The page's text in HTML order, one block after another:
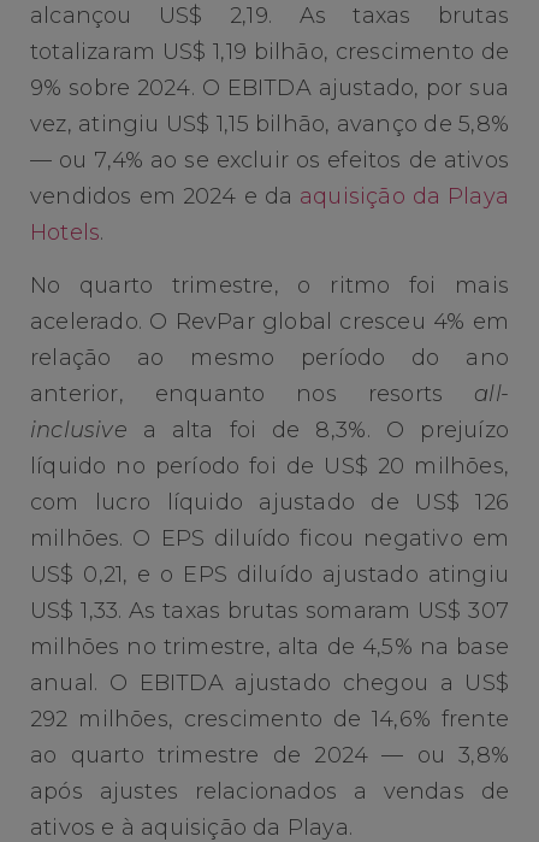
alcançou US$ 2,19. As taxas brutas
totalizaram US$ 1,19 bilhão, crescimento de
9% sobre 2024. O EBITDA ajustado, por sua
vez, atingiu US$ 1,15 bilhão, avanço de 5,8%
— ou 7,4% ao se excluir os efeitos de ativos
vendidos em 2024 e da aquisição da Playa
Hotels.
No quarto trimestre, o ritmo foi mais
acelerado. O RevPar global cresceu 4% em
relação ao mesmo período do ano
anterior, enquanto nos resorts all-
inclusive a alta foi de 8,3%. O prejuízo
líquido no período foi de US$ 20 milhões,
com lucro líquido ajustado de US$ 126
milhões. O EPS diluído ficou negativo em
US$ 0,21, e o EPS diluído ajustado atingiu
US$ 1,33. As taxas brutas somaram US$ 307
milhões no trimestre, alta de 4,5% na base
anual. O EBITDA ajustado chegou a US$
292 milhões, crescimento de 14,6% frente
ao quarto trimestre de 2024 — ou 3,8%
após ajustes relacionados a vendas de
ativos e à aquisição da Playa.